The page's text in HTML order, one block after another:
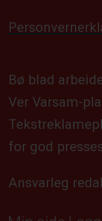
Bø blad
Ver Varsam-
for god
Ansvarleg